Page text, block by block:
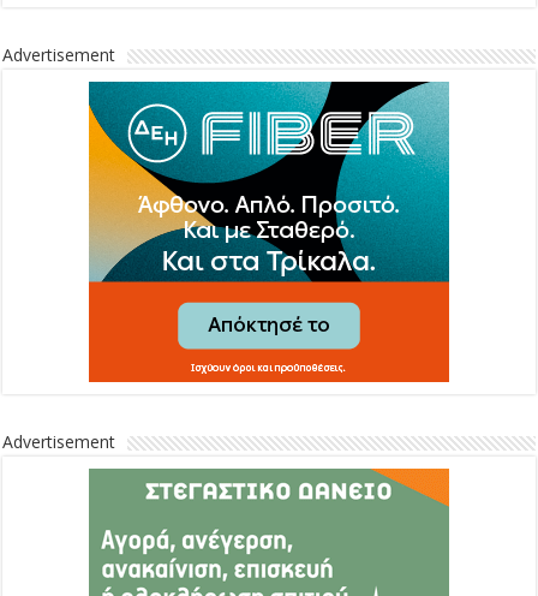
Advertisement
Advertisement